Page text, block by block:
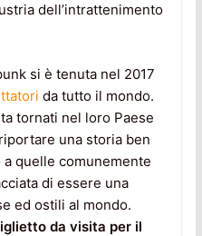
dell’intrattenimento
si è tenuta nel 2017
da tutto il mondo.
tornati nel loro Paese
una storia ben
quelle comunemente
di essere una
ed ostili al mondo.
da visita per il